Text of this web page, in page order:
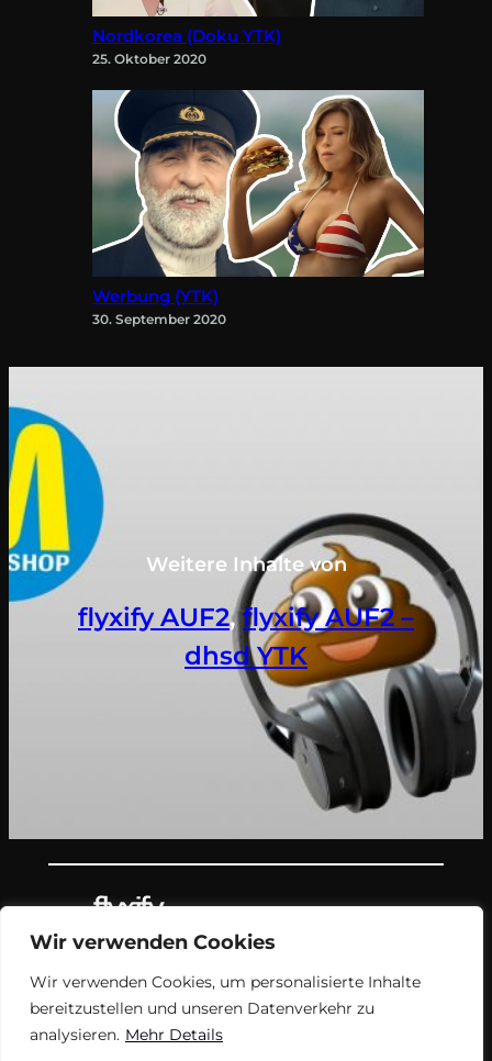
Wir verwenden Cookies
Wir verwenden Cookies, um personalisierte Inhalte
bereitzustellen und unseren Datenverkehr zu
analysieren. Mehr Details
Nordkorea (Doku YTK)
25. Oktober 2020
Werbung (YTK)
30. September 2020
Weitere Inhalte von
flyxify AUF2, flyxify AUF2 –
dhsd YTK
Teil des Nachrichtenangebots von
flyxify.